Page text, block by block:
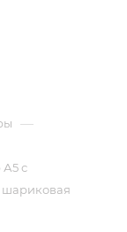
—
с
шариковая